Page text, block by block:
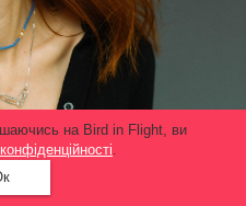
на Bird in Flight, ви
.